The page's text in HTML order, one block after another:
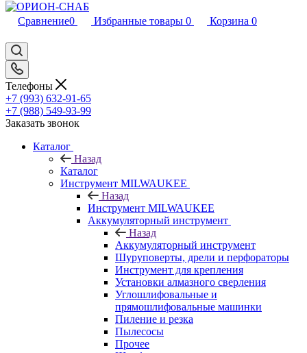
Сравнение0 Избранные товары 0 Корзина 0
Телефоны
+7 (993) 632-91-65
+7 (988) 549-93-99
Заказать звонок
Каталог
Назад
Каталог
Инструмент MILWAUKEE
Назад
Инструмент MILWAUKEE
Аккумуляторный инструмент
Назад
Аккумуляторный инструмент
Шуруповерты, дрели и перфораторы
Инструмент для крепления
Установки алмазного сверления
Углошлифовальные и
прямошлифовальные машинки
Пиление и резка
Пылесосы
Прочее